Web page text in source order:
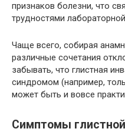
признаков болезни, что
трудностями
Чаще всего, собирая
различные сочетания
забывать, что глистная
синдромом (например,
может быть и вовсе
Симптомы